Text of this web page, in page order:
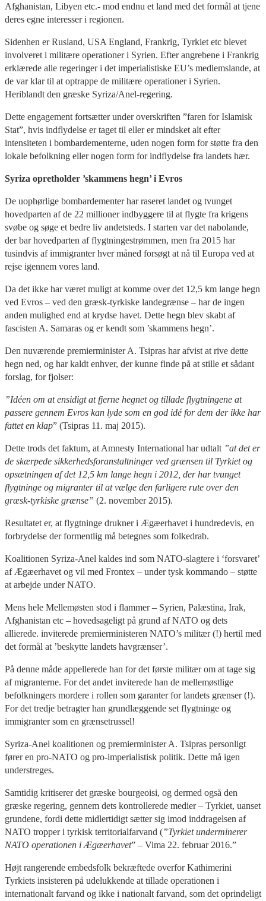
Afghanistan, Libyen etc.- mod endnu et land med det formål at tjene
deres egne interesser i regionen.
Sidenhen er Rusland, USA England, Frankrig, Tyrkiet etc blevet
involveret i militære operationer i Syrien. Efter angrebene i Frankrig
erklærede alle regeringer i det imperialistiske EU’s medlemslande, at
de var klar til at optrappe de militære operationer i Syrien.
Heriblandt den græske Syriza/Anel-regering.
Dette engagement fortsætter under overskriften ”faren for Islamisk
Stat”, hvis indflydelse er taget til eller er mindsket alt efter
intensiteten i bombardementerne, uden nogen form for støtte fra den
lokale befolkning eller nogen form for indflydelse fra landets hær.
Syriza opretholder ’skammens hegn’ i Evros
De uophørlige bombardementer har raseret landet og tvunget
hovedparten af de 22 millioner indbyggere til at flygte fra krigens
svøbe og søge et bedre liv andetsteds. I starten var det nabolande,
der bar hovedparten af flygtningestrømmen, men fra 2015 har
tusindvis af immigranter hver måned forsøgt at nå til Europa ved at
rejse igennem vores land.
Da det ikke har været muligt at komme over det 12,5 km lange hegn
ved Evros – ved den græsk-tyrkiske landegrænse – har de ingen
anden mulighed end at krydse havet. Dette hegn blev skabt af
fascisten A. Samaras og er kendt som ’skammens hegn’.
Den nuværende premierminister A. Tsipras har afvist at rive dette
hegn ned, og har kaldt enhver, der kunne finde på at stille et sådant
forslag, for fjolser:
”Idéen om at ensidigt at fjerne hegnet og tillade flygtningene at
passere gennem Evros kan lyde som en god idé for dem der ikke har
fattet en klap” (Tsipras 11. maj 2015).
Dette trods det faktum, at Amnesty International har udtalt ”at det er
de skærpede sikkerhedsforanstaltninger ved grænsen til Tyrkiet og
opsætningen af det 12,5 km lange hegn i 2012, der har tvunget
flygtninge og migranter til at vælge den farligere rute over den
græsk-tyrkiske grænse” (2. november 2015).
Resultatet er, at flygtninge drukner i Ægæerhavet i hundredevis, en
forbrydelse der formentlig må betegnes som folkedrab.
Koalitionen Syriza-Anel kaldes ind som NATO-slagtere i ‘forsvaret’
af Ægæerhavet og vil med Frontex – under tysk kommando – støtte
at arbejde under NATO.
Mens hele Mellemøsten stod i flammer – Syrien, Palæstina, Irak,
Afghanistan etc – hovedsageligt på grund af NATO og dets
allierede. inviterede premierministeren NATO’s militær (!) hertil med
det formål at ’beskytte landets havgrænser’.
På denne måde appellerede han for det første militær om at tage sig
af migranterne. For det andet inviterede han de mellemøstlige
befolkningers mordere i rollen som garanter for landets grænser (!).
For det tredje betragter han grundlæggende set flygtninge og
immigranter som en grænsetrussel!
Syriza-Anel koalitionen og premierminister A. Tsipras personligt
fører en pro-NATO og pro-imperialistisk politik. Dette må igen
understreges.
Samtidig kritiserer det græske bourgeoisi, og dermed også den
græske regering, gennem dets kontrollerede medier – Tyrkiet, uanset
grundene, fordi dette midlertidigt sætter sig imod inddragelsen af
NATO tropper i tyrkisk territorialfarvand (”Tyrkiet underminerer
NATO operationen i Ægæerhavet” – Vima 22. februar 2016.”
Højt rangerende embedsfolk bekræftede overfor Kathimerini
Tyrkiets insisteren på udelukkende at tillade operationen i
internationalt farvand og ikke i nationalt farvand, som det oprindeligt